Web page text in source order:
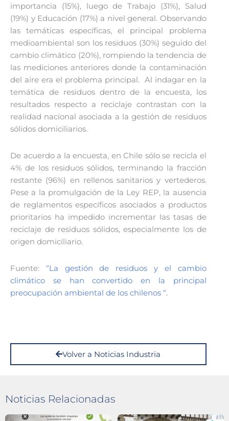
importancia (15%), luego de Trabajo (31%), Salud
(19%) y Educación (17%) a nivel general. Observando
las temáticas específicas, el principal problema
medioambiental son los residuos (30%) seguido del
cambio climático (20%), rompiendo la tendencia de
las mediciones anteriores donde la contaminación
del aire era el problema principal. Al indagar en la
temática de residuos dentro de la encuesta, los
resultados respecto a reciclaje contrastan con la
realidad nacional asociada a la gestión de residuos
sólidos domiciliarios.
De acuerdo a la encuesta, en Chile sólo se recicla el
4% de los residuos sólidos, terminando la fracción
restante (96%) en rellenos sanitarios y vertederos.
Pese a la promulgación de la Ley REP, la ausencia
de reglamentos específicos asociados a productos
prioritarios ha impedido incrementar las tasas de
reciclaje de residuos sólidos, especialmente los de
origen domiciliario.
Fuente: “La gestión de residuos y el cambio
climático se han convertido en la principal
preocupación ambiental de los chilenos “.
Volver a Noticias Industria
Noticias Relacionadas